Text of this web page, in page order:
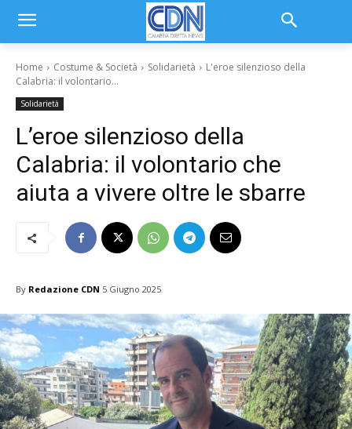
Home Costume & Società Solidarietà
L'eroe silenzioso della
Calabria: il volontario...
Solidarietà
L’eroe silenzioso della
Calabria: il volontario che
aiuta a vivere oltre le sbarre
By Redazione CDN 5 Giugno 2025